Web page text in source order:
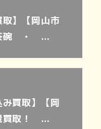
取】【岡山市
碗 ・ …
み買取】【岡
買取！ …